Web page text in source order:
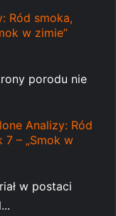
Ród smoka,
w zimie”
porodu nie
Analizy: Ród
7 – „Smok w
w postaci